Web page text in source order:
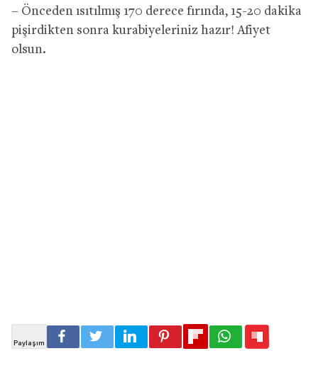
– Önceden ısıtılmış 170 derece fırında, 15-20 dakika
pişirdikten sonra kurabiyeleriniz hazır! Afiyet
olsun.